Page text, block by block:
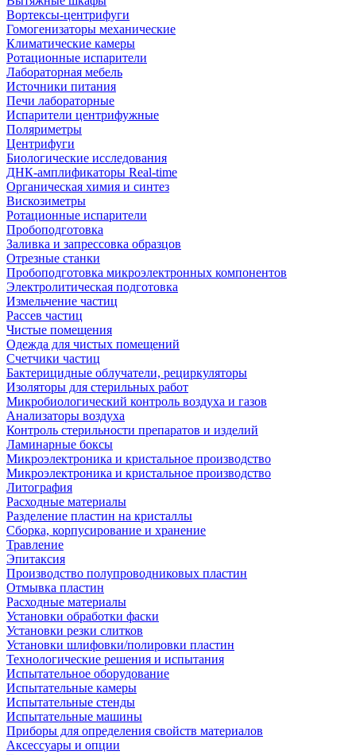
Вортексы-центрифуги
Гомогенизаторы механические
Климатические камеры
Ротационные испарители
Лабораторная мебель
Источники питания
Печи лабораторные
Испарители центрифужные
Поляриметры
Центрифуги
Биологические исследования
ДНК-амплификаторы Real-time
Органическая химия и синтез
Вискозиметры
Ротационные испарители
Пробоподготовка
Заливка и запрессовка образцов
Отрезные станки
Пробоподготовка микроэлектронных компонентов
Электролитическая подготовка
Измельчение частиц
Рассев частиц
Чистые помещения
Одежда для чистых помещений
Счетчики частиц
Бактерицидные облучатели, рециркуляторы
Изоляторы для стерильных работ
Микробиологический контроль воздуха и газов
Анализаторы воздуха
Контроль стерильности препаратов и изделий
Ламинарные боксы
Микроэлектроника и кристальное производство
Микроэлектроника и кристальное производство
Литография
Расходные материалы
Разделение пластин на кристаллы
Сборка, корпусирование и хранение
Травление
Эпитаксия
Производство полупроводниковых пластин
Отмывка пластин
Расходные материалы
Установки обработки фаски
Установки резки слитков
Установки шлифовки/полировки пластин
Технологические решения и испытания
Испытательное оборудование
Испытательные камеры
Испытательные стенды
Испытательные машины
Приборы для определения свойств материалов
Аксессуары и опции